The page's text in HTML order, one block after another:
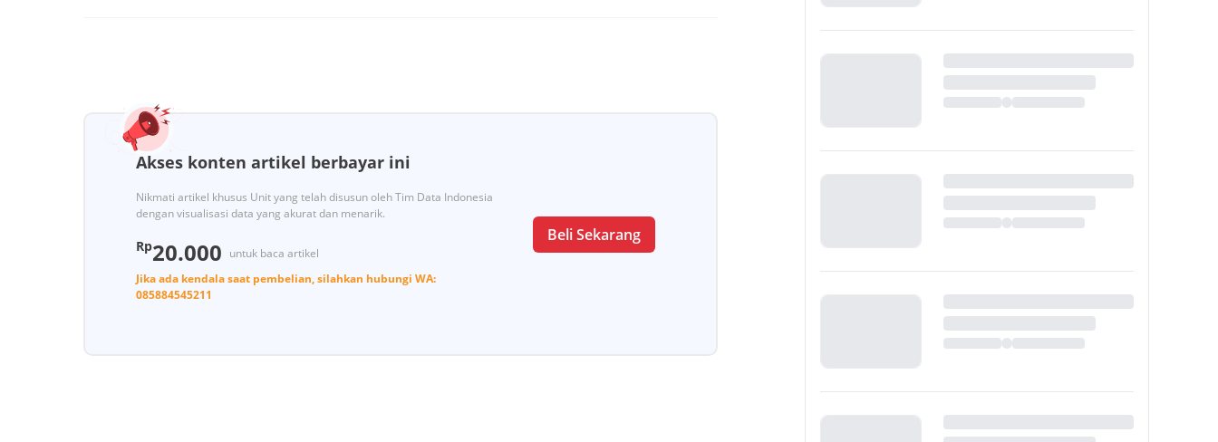
Akses konten artikel berbayar ini
Nikmati artikel khusus Unit yang telah disusun oleh Tim Data Indonesia
dengan visualisasi data yang akurat dan menarik.
Rp20.000 untuk baca artikel
Jika ada kendala saat pembelian, silahkan hubungi WA:
085884545211
Beli Sekarang